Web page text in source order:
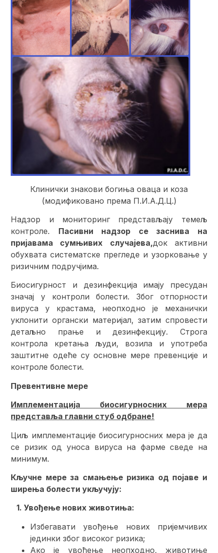
Клинички знакови богиња оваца и коза
(модификовано према П.И.А.Д.Ц.)
Надзор и мониторинг представљају темељ
контроле. Пасивни надзор се заснива на
пријавама сумњивих случајева,док активни
обухвата систематске прегледе и узорковање у
ризичним подручјима.
Биосигурност и дезинфекција имају пресудан
значај у контроли болести. Због отпорности
вируса у крастама, неопходно је механички
уклонити органски материјал, затим спровести
детаљно прање и дезинфекцију. Строга
контрола кретања људи, возила и употреба
заштитне одеће су основне мере превенције и
контроле болести.
Превентивне мере
Имплементација биосигурносних мера
представља главни стуб одбране!
Циљ имплементације биосигурносних мера је да
се ризик од уноса вируса на фарме сведе на
минимум.
Кључне мере за смањење ризика од појаве и
ширења болести укључују:
1. Увођење нових животиња:
Избегавати увођење нових пријемчивих
јединки због високог ризика;
Ако је увођење неопходно, животиње